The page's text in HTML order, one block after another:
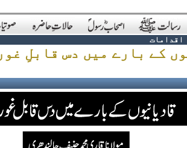
اقدامات
کے بارے میں دس قابلِ غور